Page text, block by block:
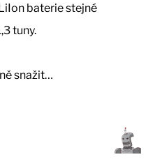
baterie stejné
tuny.
snažit…